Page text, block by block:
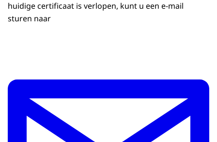
huidige certificaat is verlopen, kunt u een e-mail
sturen naar